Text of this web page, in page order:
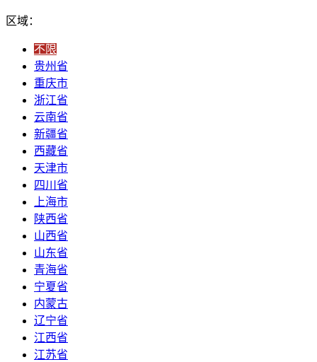
区域：
不限
贵州省
重庆市
浙江省
云南省
新疆省
西藏省
天津市
四川省
上海市
陕西省
山西省
山东省
青海省
宁夏省
内蒙古
辽宁省
江西省
江苏省